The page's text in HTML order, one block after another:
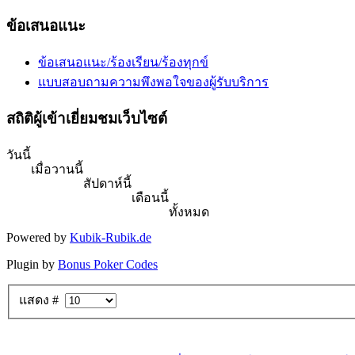
ข้อเสนอแนะ
ข้อเสนอแนะ/ร้องเรียน/ร้องทุกข์
แบบสอบถามความพึงพอใจของผู้รับบริการ
สถิติผู้เข้าเยี่ยมชมเว็บไซต์
วันนี้
เมื่อวานนี้
สัปดาห์นี้
เดือนนี้
ทั้งหมด
Powered by Kubik-Rubik.de
Plugin by Bonus Poker Codes
แสดง #